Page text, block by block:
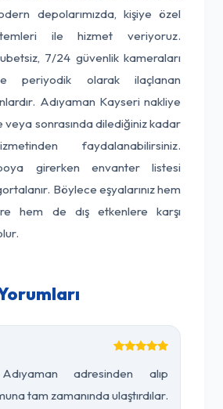
depolarımızda, kişiye özel
ile hizmet veriyoruz.
7/24 güvenlik kameraları
periyodik olarak ilaçlanan
Adıyaman Kayseri nakliye
veya sonrasında dilediğiniz kadar
faydalanabilirsiniz.
girerken envanter listesi
Böylece eşyalarınız hem
hem de dış etkenlere karşı
Adıyaman adresinden alıp
tam zamanında ulaştırdılar.